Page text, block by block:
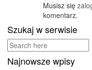
Musisz się
komentarz.
Szukaj w serwisie
Najnowsze wpisy